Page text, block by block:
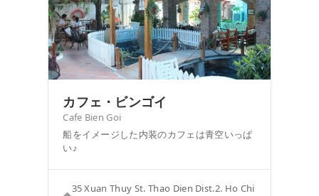
カフェ・ビンゴイ
Cafe Bien Goi
船をイメージした内装のカフェは青空いっぱ
い♪
35 Xuan Thuy St. Thao Dien Dist.2. Ho Chi